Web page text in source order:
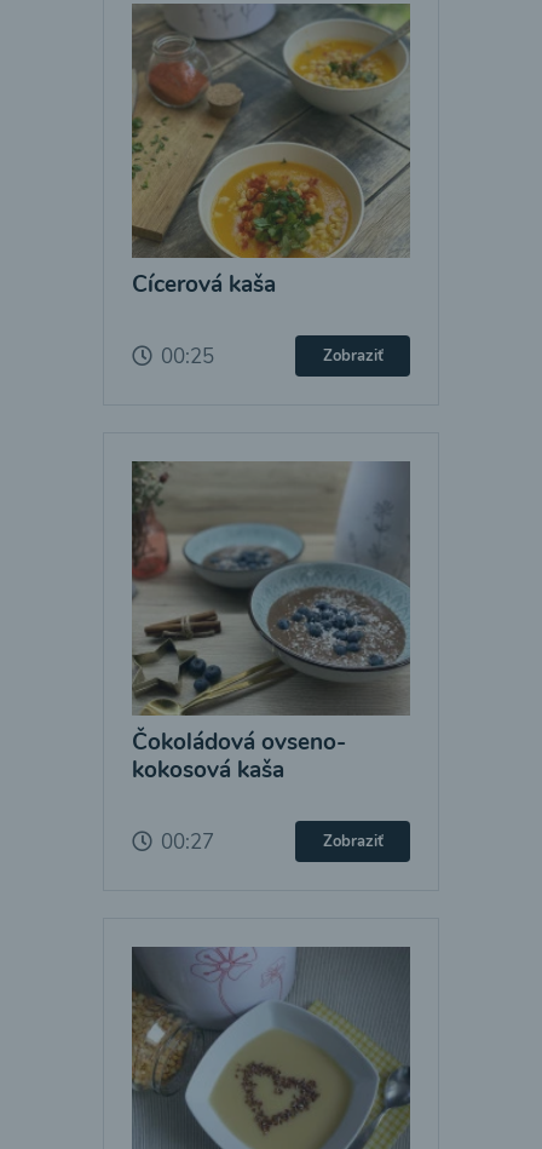
Cícerová kaša
00:25 Zobraziť
Čokoládová ovseno-
kokosová kaša
00:27 Zobraziť